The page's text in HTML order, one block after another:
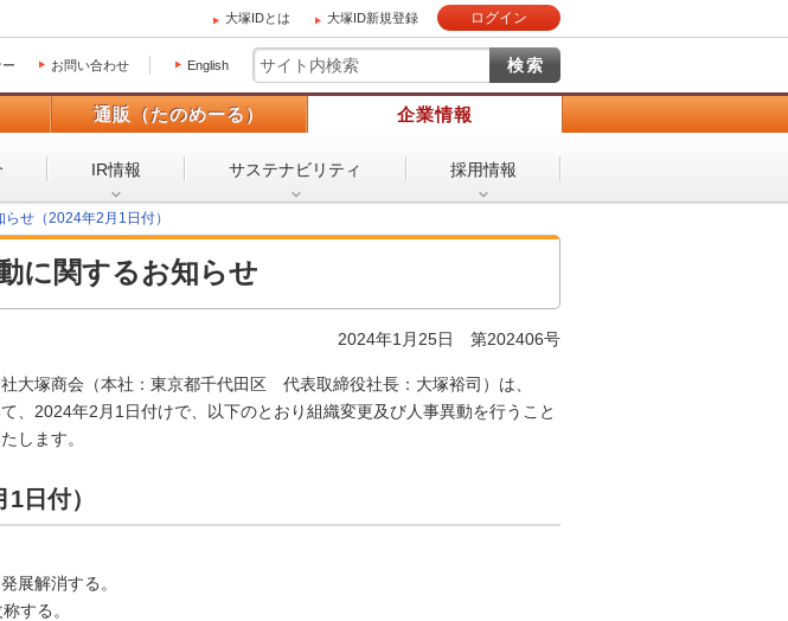
大塚IDとは 大塚ID新規登録 ログイン
お問い合わせ English
通販（たのめーる） 企業情報
IR情報 サステナビリティ 採用情報
せ（2024年2月1日付）
に関するお知らせ
2024年1月25日 第202406号
大塚商会（本社：東京都千代田区 代表取締役社長：大塚裕司）は、
、2024年2月1日付けで、以下のとおり組織変更及び人事異動を行うこと
します。
日付）
展解消する。
する。